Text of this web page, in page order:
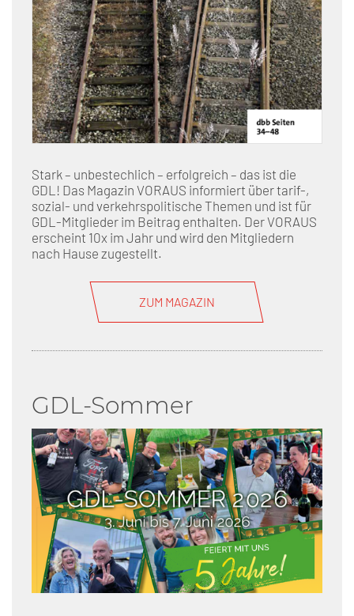
Stark – unbestechlich – erfolgreich – das ist die
GDL! Das Magazin VORAUS informiert über tarif-,
sozial- und verkehrspolitische Themen und ist für
GDL-Mitglieder im Beitrag enthalten. Der VORAUS
erscheint 10x im Jahr und wird den Mitgliedern
nach Hause zugestellt.
ZUM MAGAZIN
GDL-Sommer